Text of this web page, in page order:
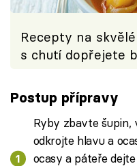
Recepty na
s chutí dopřejete
Postup přípravy
Ryby zbavte šupin,
odkrojte hlavu a
ocasy a páteře